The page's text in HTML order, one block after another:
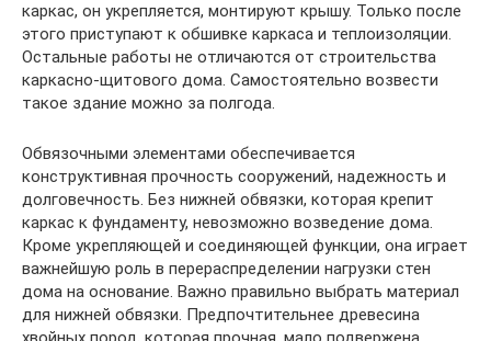
каркас, он укрепляется, монтируют крышу. Только после
этого приступают к обшивке каркаса и теплоизоляции.
Остальные работы не отличаются от строительства
каркасно-щитового дома. Самостоятельно возвести
такое здание можно за полгода.
Обвязочными элементами обеспечивается
конструктивная прочность сооружений, надежность и
долговечность. Без нижней обвязки, которая крепит
каркас к фундаменту, невозможно возведение дома.
Кроме укрепляющей и соединяющей функции, она играет
важнейшую роль в перераспределении нагрузки стен
дома на основание. Важно правильно выбрать материал
для нижней обвязки. Предпочтительнее древесина